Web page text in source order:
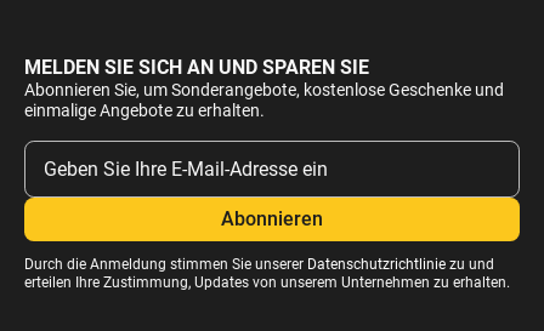
MELDEN SIE SICH AN UND SPAREN SIE
Abonnieren Sie, um Sonderangebote, kostenlose Geschenke und
einmalige Angebote zu erhalten.
Durch die Anmeldung stimmen Sie unserer Datenschutzrichtliniezu und
erteilen Ihre Zustimmung, Updates von unserem Unternehmen zu erhalten.